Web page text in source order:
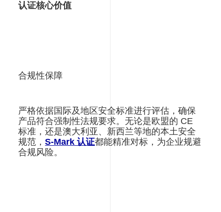
认证核心价值
合规性保障
严格依据国际及地区安全标准进行评估，确保
产品符合强制性法规要求。无论是欧盟的 CE
标准，还是澳大利亚、新西兰等地的本土安全
规范，S-Mark 认证都能精准对标，为企业规避
合规风险。